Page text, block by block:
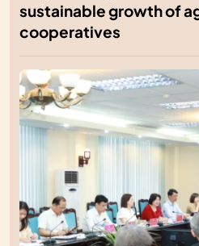
sustainable growth of
cooperatives